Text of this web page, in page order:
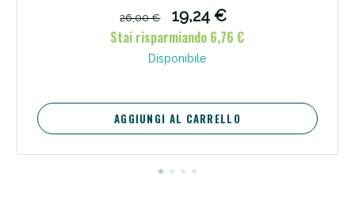
26,00 €
19,24 €
Stai risparmiando 6,76 €
Disponibile
AGGIUNGI AL CARRELLO